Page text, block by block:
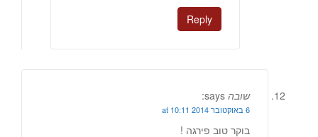
Reply
שובה says:
6 באוקטובר 2014 at 10:11
בוקר טוב פירגה !